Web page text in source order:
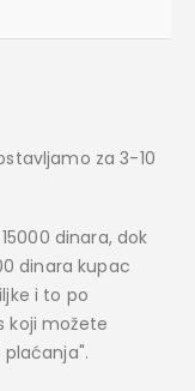
za 3-10
dinara, dok
dinara kupac
i to po
koji možete